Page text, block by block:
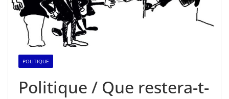
POLITIQUE
Politique / Que restera-t-